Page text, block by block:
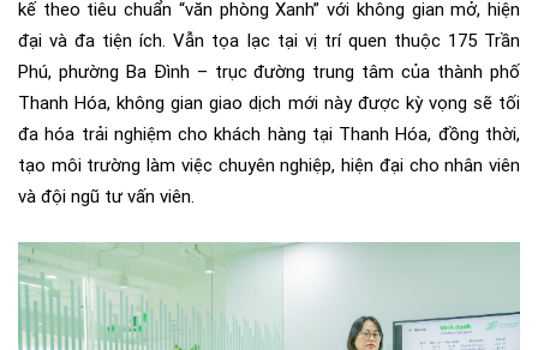
kế theo tiêu chuẩn “văn phòng Xanh” với không gian mở, hiện
đại và đa tiện ích.Vẫn tọa lạc tại vị trí quen thuộc 175 Trần
Phú, phường Ba Đình – trục đường trung tâm của thành phố
Thanh Hóa, không gian giao dịch mới nàyđược kỳ vọng sẽ tối
đa hóa trải nghiệm cho khách hàng tại Thanh Hóa, đồng thời,
tạo môi trường làm việc chuyên nghiệp, hiện đại cho nhân viên
và đội ngũ tư vấn viên.